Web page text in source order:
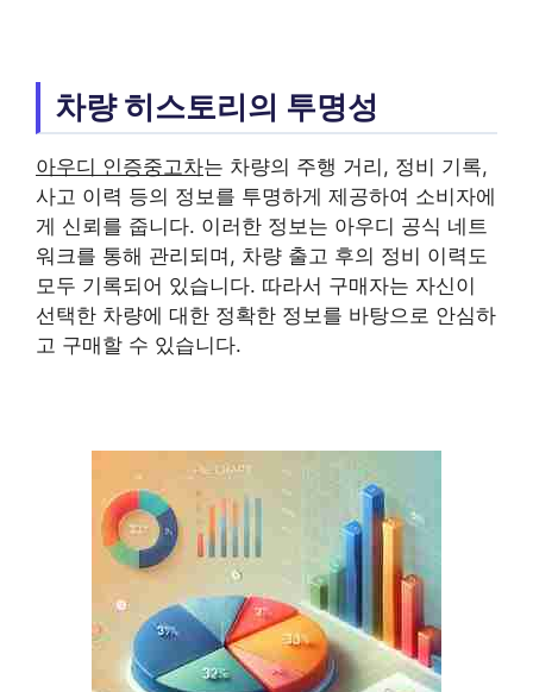
차량 히스토리의 투명성
아우디 인증중고차는 차량의 주행 거리, 정비 기록,
사고 이력 등의 정보를 투명하게 제공하여 소비자에
게 신뢰를 줍니다. 이러한 정보는 아우디 공식 네트
워크를 통해 관리되며, 차량 출고 후의 정비 이력도
모두 기록되어 있습니다. 따라서 구매자는 자신이
선택한 차량에 대한 정확한 정보를 바탕으로 안심하
고 구매할 수 있습니다.